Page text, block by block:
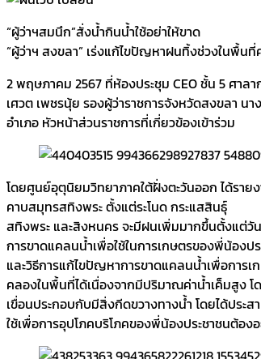
“ผู้ว่าฯสมนึก”​สั่งน้ำกินน้ำใช้อย่าให้ขาด
“ผู้ว่าฯ สงขลา”​ เร่งแก้ไขปัญหาฝนทิ้งช่วงในพื้น
2 พฤษภาคม 2567​ ที่ห้องประชุม CEO ชั้น 5 ศา
เศวต เพชรนุ้ย รองผู้ว่าราชการจังหวัดสงขลา
อำเภอ หัวหน้าส่วนราชการที่เกี่ยวข้องเข้าร่วม
โดยศูนย์อุตุนิยมวิทยาภาคใต้ฝั่งตะวันออก ได้รา
คาบสมุทรสทิงพระ ตั้งแต่ระโนด กระแสสินธุ์
สทิงพระ และสิงหนคร จะมีฝนเพิ่มมากขึ้นตั้งแต่วั
การขาดแคลนน้ำเพื่อใช้ในการเกษตรของพี่น้อง
และวิธีการแก้ไขปัญหาการขาดแคลนน้ำเพื่อการ
คลองในพื้นที่ได้เนื่องจากมีปริมาณค่าน้ำเค็มสูง
เขื่อนประกอบกับมีสิ่งกีดขวางทางน้ำ โดยได้ประ
ใช้เพื่อการอุปโภคบริโภคของพี่น้องประชาชนต้องอ